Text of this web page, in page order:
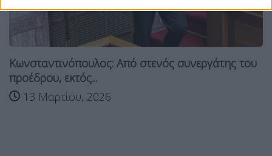
Κωνσταντινόπουλος: Από στενός συνεργάτης του
προέδρου, εκτός...
13 Μαρτίου, 2026